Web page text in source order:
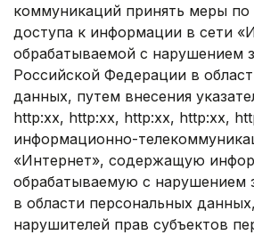
коммуникаций принять меры по
доступа к информации в сети
обрабатываемой с нарушением
Российской Федерации в
данных, путем внесения
http:хх, http:хх, http:хх, http:хх,
информационно-
«Интернет», содержащую
обрабатываемую с нарушением
в области персональных
нарушителей прав субъектов